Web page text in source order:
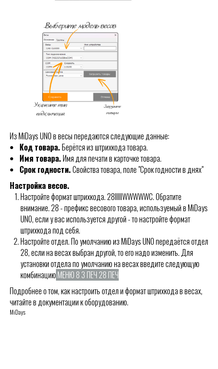
Из MiDays UNO в весы передаются следующие данные:
Код товара.Берётся из штрихкода товара.
Имя товара.Имя для печати в карточке товара.
Срок годности.Свойства товара, поле "Срок годности в днях"
Настройка весов.
Настройте формат штрихкода. 28IIIIIWWWWWC. Обратите
внимание. 28 - префикс весового товара, используемый в MiDays
UNO, если у вас используется другой - то настройте формат
штрихкода под себя.
Настройте отдел. По умолчанию из MiDays UNO передаётся отдел
28, если на весах выбран другой, то его надо изменить. Для
установки отдела по умолчанию на весах введите следующую
комбинацию МЕНЮ 8 3 ПЕЧ 28 ПЕЧ
Подробнее о том, как настроить отдел и формат штрихкода в весах,
читайте в документации к оборудованию.
MiDays